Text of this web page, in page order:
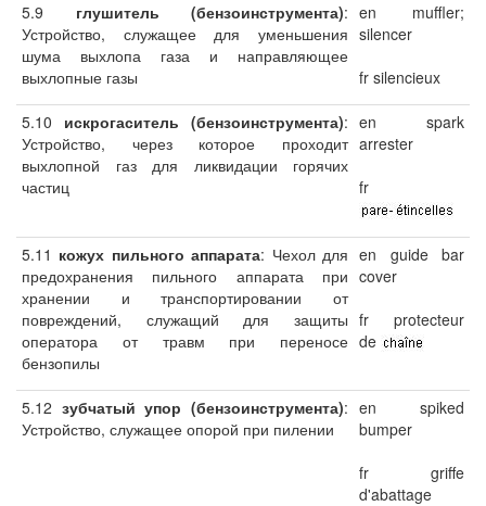
5.9 глушитель (бензоинструмента):
Устройство, служащее для уменьшения
шума выхлопа газа и направляющее
выхлопные газы
en muffler;
silencer
fr silencieux
5.10 искрогаситель (бензоинструмента):
Устройство, через которое проходит
выхлопной газ для ликвидации горячих
частиц
en spark
arrester
fr
5.11 кожух пильного аппарата: Чехол для
предохранения пильного аппарата при
хранении и транспортировании от
повреждений, служащий для защиты
оператора от травм при переносе
бензопилы
en guide bar
cover
fr protecteur
de
5.12 зубчатый упор (бензоинструмента):
Устройство, служащее опорой при пилении
en spiked
bumper
fr griffe
d'abattage